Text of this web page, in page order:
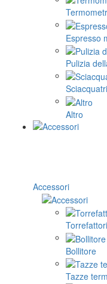
Espresso
Pulizia
Altro
Accessori
Bollitore
Tazze